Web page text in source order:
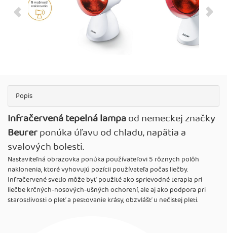
Popis
Infračervená tepelná lampaod nemeckej značky
Beurerponúka úľavu od chladu, napätia a
svalových bolesti.
Nastaviteľná obrazovka ponúka používateľovi 5 rôznych polôh
naklonenia, ktoré vyhovujú pozícii používateľa počas liečby.
Infračervené svetlo môže byť použité ako sprievodné terapia pri
liečbe krčných-nosových-ušných ochorení, ale aj ako podpora pri
starostlivosti o pleť a pestovanie krásy, obzvlášť u nečistej pleti.